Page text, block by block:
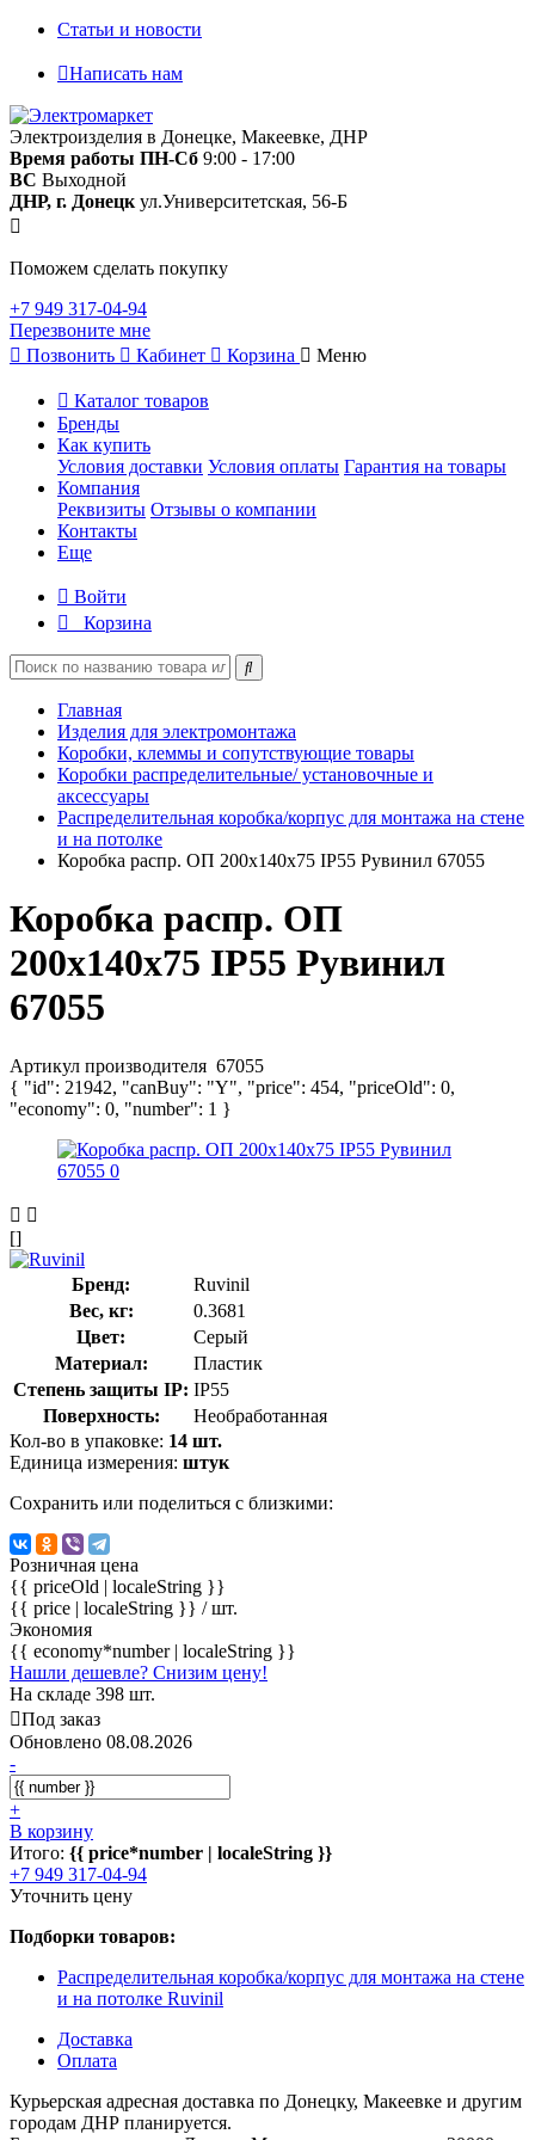
Статьи и новости
Написать нам
Электроизделия в Донецке, Макеевке, ДНР
Время работы ПН-Сб 9:00 - 17:00
ВС Выходной
ДНР, г. Донецк ул.Университетская, 56-Б
Поможем сделать покупку
+7 949 317-04-94
Перезвоните мне
Позвонить
Кабинет Корзина Меню
Каталог товаров
Бренды
Как купить
Условия доставки Условия оплаты Гарантия на товары
Компания
Реквизиты Отзывы о компании
Контакты
Еще
Войти
Корзина
Главная
Изделия для электромонтажа
Коробки, клеммы и сопутствующие товары
Коробки распределительные/ установочные и
аксессуары
Распределительная коробка/корпус для монтажа на стене
и на потолке
Коробка распр. ОП 200х140х75 IP55 Рувинил 67055
Коробка распр. ОП
200х140х75 IP55 Рувинил
67055
Артикул производителя 67055
{ "id": 21942, "canBuy": "Y", "price": 454, "priceOld": 0,
"economy": 0, "number": 1 }
[]
Бренд:
Ruvinil
Вес, кг:
0.3681
Цвет:
Серый
Материал:
Пластик
Степень защиты IP: IP55
Поверхность:
Необработанная
Кол-во в упаковке: 14 шт.
Единица измерения: штук
Сохранить или поделиться с близкими:
Розничная цена
{{ priceOld | localeString }}
{{ price | localeString }} / шт.
Экономия
{{ economy*number | localeString }}
Нашли дешевле? Снизим цену!
На складе 398 шт.
Под заказ
Обновлено 08.08.2026
-
+
В корзину
Итого: {{ price*number | localeString }}
+7 949 317-04-94
Уточнить цену
Подборки товаров:
Распределительная коробка/корпус для монтажа на стене
и на потолке Ruvinil
Доставка
Оплата
Курьерская адресная доставка по Донецку, Макеевке и другим
городам ДНР планируется.